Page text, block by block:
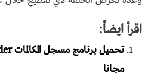
اقرأ ايضاً:
مجانا